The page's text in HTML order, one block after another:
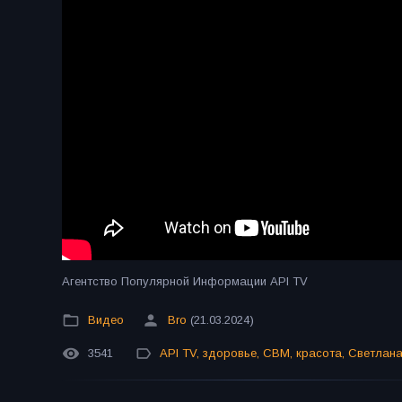
Агентство Популярной Информации API TV
Видео Bro (21.03.2024)
3541 API TV, здоровье СВМ красота